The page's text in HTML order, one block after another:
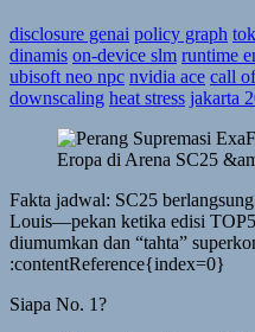
disclosure genai policy graph
dinamis on-device slm runtime
ubisoft neo npc nvidia ace call
downscaling heat stress jakarta
Fakta jadwal: SC25
Louis—pekan ketika edisi
diumumkan dan “tahta”
:contentReference{index=0}
Siapa No. 1?